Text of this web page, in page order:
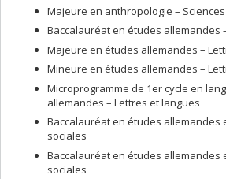
Majeure en anthropologie –
Baccalauréat en études allemandes
Majeure en études allemandes –
Mineure en études allemandes –
Microprogramme de 1er cycle en
allemandes – Lettres et langues
Baccalauréat en études allemandes
sociales
Baccalauréat en études allemandes
sociales